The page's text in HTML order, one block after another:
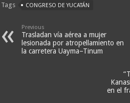
Tags CONGRESO DE YUCATÁN
Previous
Trasladan vía aérea a mujer
lesionada por atropellamiento en
la carretera Uayma–Tinum
en el